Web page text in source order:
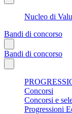
Nucleo di
Bandi di concorso
Bandi di concorso
Concorsi
Concorsi e
Progressioni